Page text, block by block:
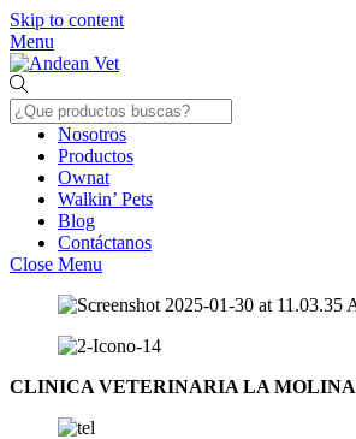
Skip to content
Menu
Nosotros
Productos
Ownat
Walkin’ Pets
Blog
Contáctanos
Close Menu
CLINICA VETERINARIA LA MOLINA